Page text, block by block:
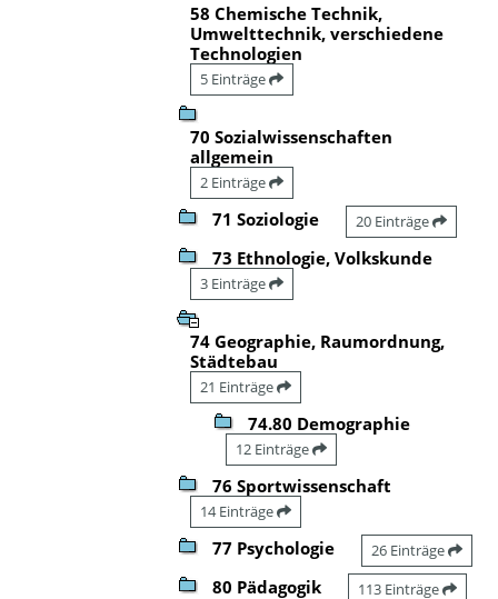
58 Chemische Technik,
Umwelttechnik, verschiedene
Technologien
5 Einträge
70 Sozialwissenschaften
allgemein
2 Einträge
71 Soziologie 20 Einträge
73 Ethnologie, Volkskunde
3 Einträge
74 Geographie, Raumordnung,
Städtebau
21 Einträge
74.80 Demographie
12 Einträge
76 Sportwissenschaft
14 Einträge
77 Psychologie 26 Einträge
80 Pädagogik 113 Einträge